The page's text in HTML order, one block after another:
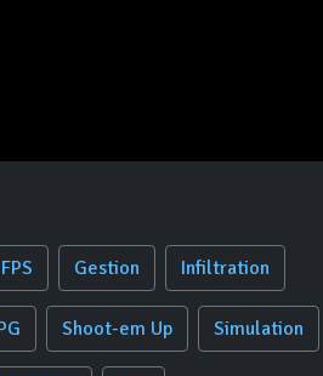
FPS Gestion Infiltration
Shoot-em Up Simulation